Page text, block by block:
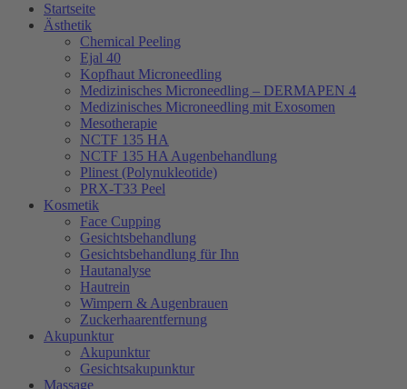
Startseite
Ästhetik
Chemical Peeling
Ejal 40
Kopfhaut Microneedling
Medizinisches Microneedling – DERMAPEN 4
Medizinisches Microneedling mit Exosomen
Mesotherapie
NCTF 135 HA
NCTF 135 HA Augenbehandlung
Plinest (Polynukleotide)
PRX-T33 Peel
Kosmetik
Face Cupping
Gesichtsbehandlung
Gesichtsbehandlung für Ihn
Hautanalyse
Hautrein
Wimpern & Augenbrauen
Zuckerhaarentfernung
Akupunktur
Akupunktur
Gesichtsakupunktur
Massage